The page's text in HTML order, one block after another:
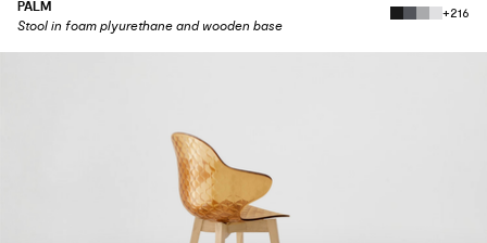
PALM
Stool in foam plyurethane and wooden base
+216